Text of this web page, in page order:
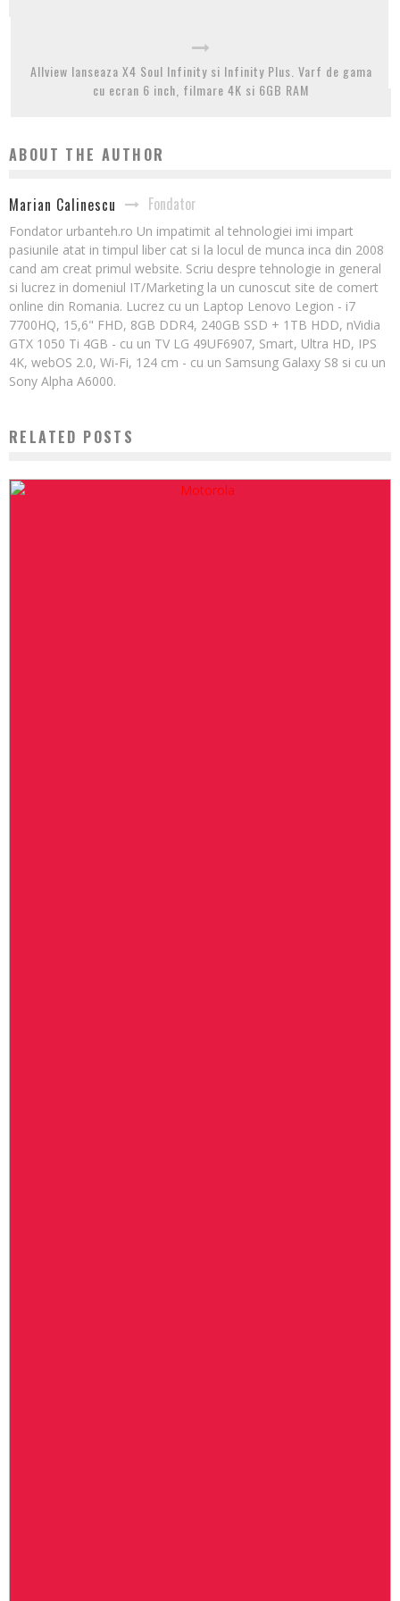
Allview lanseaza X4 Soul Infinity si Infinity Plus. Varf de gama
cu ecran 6 inch, filmare 4K si 6GB RAM
ABOUT THE AUTHOR
Marian Calinescu Fondator
Fondator urbanteh.ro Un impatimit al tehnologiei imi impart
pasiunile atat in timpul liber cat si la locul de munca inca din 2008
cand am creat primul website. Scriu despre tehnologie in general
si lucrez in domeniul IT/Marketing la un cunoscut site de comert
online din Romania. Lucrez cu un Laptop Lenovo Legion - i7
7700HQ, 15,6" FHD, 8GB DDR4, 240GB SSD + 1TB HDD, nVidia
GTX 1050 Ti 4GB - cu un TV LG 49UF6907, Smart, Ultra HD, IPS
4K, webOS 2.0, Wi-Fi, 124 cm - cu un Samsung Galaxy S8 si cu un
Sony Alpha A6000.
RELATED POSTS